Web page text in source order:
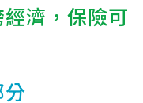
濟，保險可